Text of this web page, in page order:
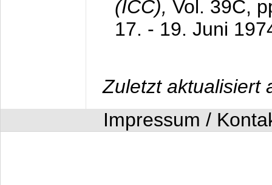
(ICC), Vol. 39C,
17. - 19. Juni
Zuletzt aktualisiert
Impressum /